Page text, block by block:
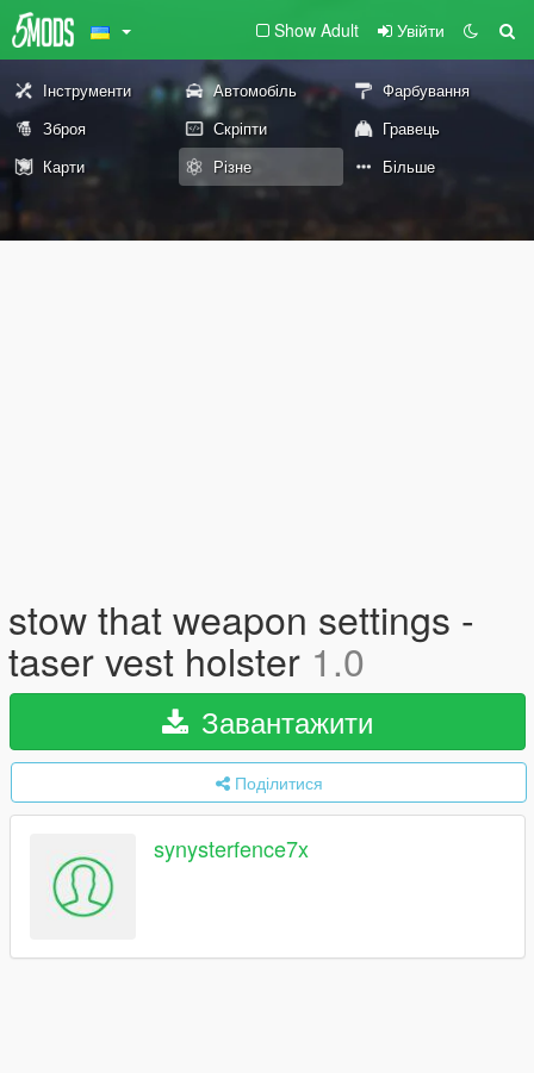
Show Adult Увійти
Інструменти Автомобіль
Фарбування
Зброя
Скріпти
Гравець
Карти
Різне Більше
stow that weapon settings -
taser vest holster 1.0
Завантажити
Поділитися
synysterfence7x